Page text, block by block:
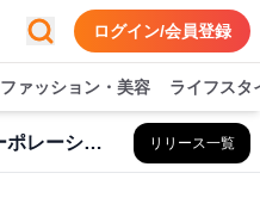
ログイン/会員登録
ファッション・美容 ライフスタ
株式会社パイロットコーポレーション リリース一覧